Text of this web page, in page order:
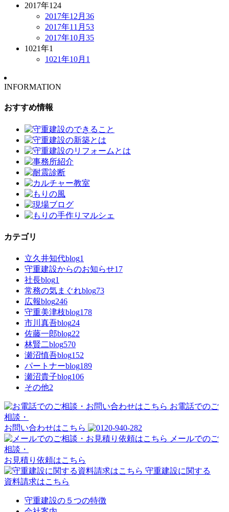
2017年124
2017年12月 36
2017年11月 53
2017年10月 35
1021年1
1021年10月 1
INFORMATION
おすすめ情報
カテゴリ
立久井知代blog1
守重建設からのお知らせ17
社長blog1
常務の気まぐれblog73
広報blog246
守重美津枝blog178
市川真吾blog24
佐藤一郎blog22
林賢二blog570
瀬沼慎吾blog152
パートナーblog189
瀬沼貴子blog106
その他2
お電話でのご
相談・
お問い合わせはこちら
メールでのご
相談・
お見積り依頼はこちら
守重建設に関する
資料請求はこちら
守重建設の５つの特徴